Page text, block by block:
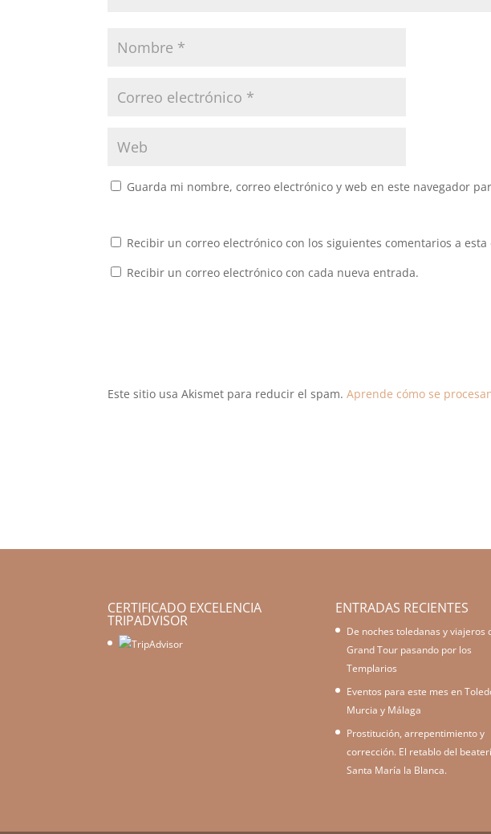
Guarda mi nombre, correo electrónico y web en este navegador
Recibir un correo electrónico con los siguientes comentarios a esta
Recibir un correo electrónico con cada nueva entrada.
Este sitio usa Akismet para reducir el spam.Aprende cómo se
CERTIFICADO EXCELENCIA
TRIPADVISOR
ENTRADAS RECIENTES
De noches toledanas y viajeros
Grand Tour pasando por los
Templarios
Eventos para este mes en
Murcia y Málaga
Prostitución, arrepentimiento y
corrección. El retablo del
Santa María la Blanca.